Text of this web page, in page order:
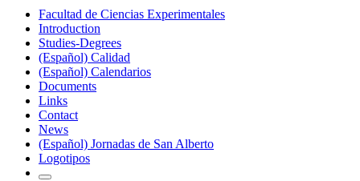
Facultad de Ciencias Experimentales
Introduction
Studies-Degrees
(Español) Calidad
(Español) Calendarios
Documents
Links
Contact
News
(Español) Jornadas de San Alberto
Logotipos